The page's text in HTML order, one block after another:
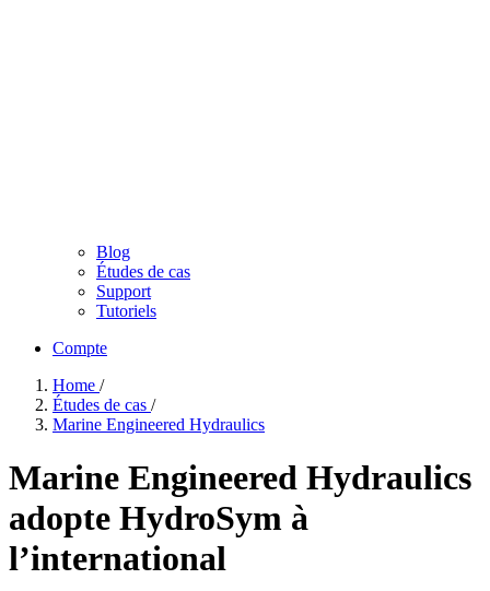
Blog
Études de cas
Support
Tutoriels
Compte
Home /
Études de cas /
Marine Engineered Hydraulics
Marine Engineered Hydraulics
adopte HydroSym à
l’international